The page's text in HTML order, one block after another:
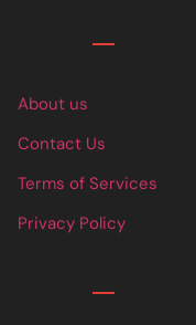
About us
Contact Us
Terms of Services
Privacy Policy